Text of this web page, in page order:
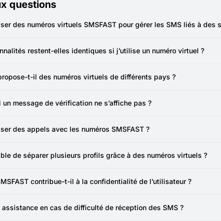
questions
des numéros virtuels SMSFAST pour gérer les SMS liés à des
en ligne séparées.
restent-elles identiques si j’utilise un numéro virtuel ?
t-il des numéros virtuels de différents pays ?
à l’étranger.
un message de vérification ne s’affiche pas ?
des appels avec les numéros SMSFAST ?
de séparer plusieurs profils grâce à des numéros virtuels ?
contribue-t-il à la confidentialité de l’utilisateur ?
de données.en cas de difficulté de réception des SMS ?